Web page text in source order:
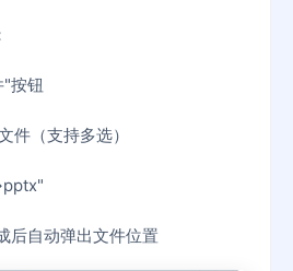
按钮
件（支持多选）
后自动弹出文件位置